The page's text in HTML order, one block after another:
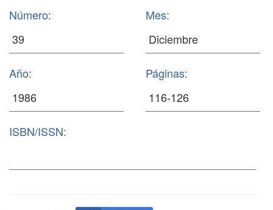
Número: Mes:
Año: Páginas:
ISBN/ISSN: